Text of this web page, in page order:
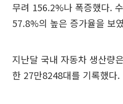
무려 156.2%나 폭증했다.
57.8%의 높은 증가율을 보
지난달 국내 자동차 생산량
한 27만8248대를 기록했다.